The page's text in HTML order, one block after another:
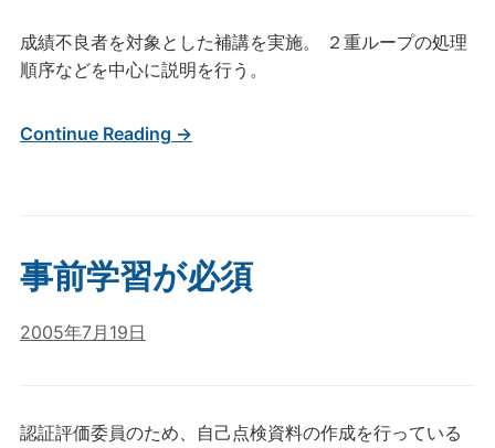
成績不良者を対象とした補講を実施。 ２重ループの処理
順序などを中心に説明を行う。
Continue Reading →
事前学習が必須
2005年7月19日
認証評価委員のため、自己点検資料の作成を行っている